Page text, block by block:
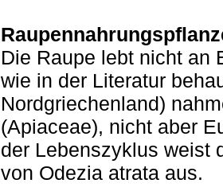
Die Raupe lebt nicht an
wie in der Literatur
Nordgriechenland)
(Apiaceae), nicht aber
der Lebenszyklus weist
von Odezia atrata aus.